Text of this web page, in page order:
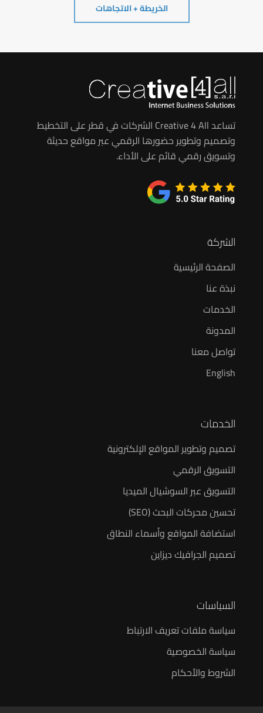
الخريطة + الاتجاهات
تساعد Creative 4 All الشركات في قطر على التخطيط
وتصميم وتطوير حضورها الرقمي عبر مواقع حديثة
وتسويق رقمي قائم على الأداء.
الشركة
الصفحة الرئيسية
نبذة عنا
الخدمات
المدونة
تواصل معنا
English
الخدمات
تصميم وتطوير المواقع الإلكترونية
التسويق الرقمي
التسويق عبر السوشيال الميديا
تحسين محركات البحث (SEO)
استضافة المواقع وأسماء النطاق
تصميم الجرافيك ديزاين
السياسات
سياسة ملفات تعريف الارتباط
سياسة الخصوصية
الشروط والأحكام